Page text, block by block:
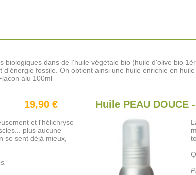
dans de l'huile végétale bio (huile d'olive bio
fossile. On obtient ainsi une huile enrichie en
alu 100ml
19,90 €
et l'hélichryse
plus aucune
se sent déjà mieux,
Huile PEAU DOUCE